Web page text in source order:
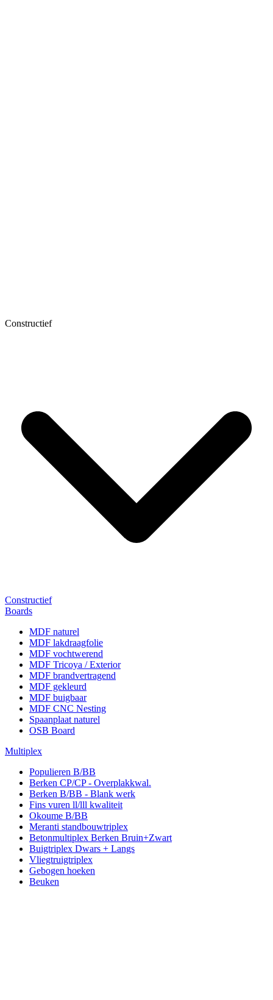
Constructief
Constructief
Boards
MDF naturel
MDF lakdraagfolie
MDF vochtwerend
MDF Tricoya / Exterior
MDF brandvertragend
MDF gekleurd
MDF buigbaar
MDF CNC Nesting
Spaanplaat naturel
OSB Board
Multiplex
Populieren B/BB
Berken CP/CP - Overplakkwal.
Berken B/BB - Blank werk
Fins vuren ll/lll kwaliteit
Okoume B/BB
Meranti standbouwtriplex
Betonmultiplex Berken Bruin+Zwart
Buigtriplex Dwars + Langs
Vliegtruigtriplex
Gebogen hoeken
Beuken